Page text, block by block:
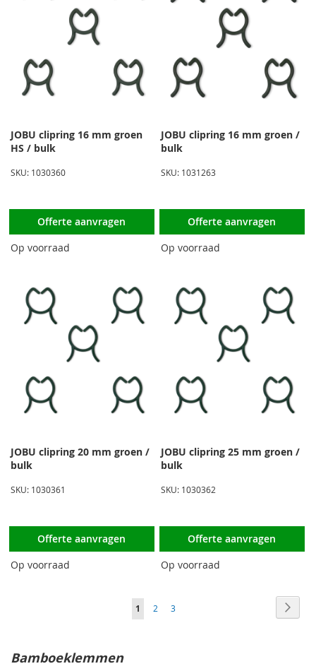
JOBU clipring 16 mm groen
HS / bulk
SKU: 1030360
Offerte aanvragen
Op voorraad
JOBU clipring 16 mm groen /
bulk
SKU: 1031263
Offerte aanvragen
Op voorraad
JOBU clipring 20 mm groen /
bulk
SKU: 1030361
Offerte aanvragen
Op voorraad
JOBU clipring 25 mm groen /
bulk
SKU: 1030362
Offerte aanvragen
Op voorraad
Pagina
U1 Pagina
2 Pagina
3
Bamboeklemmen